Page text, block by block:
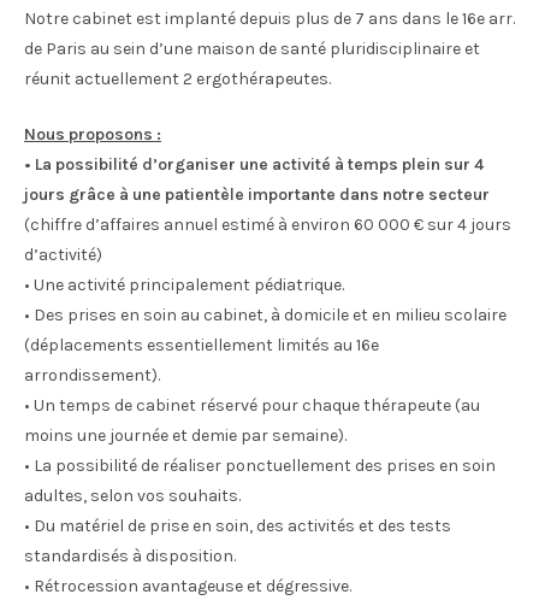
Notre cabinet est implanté depuis plus de 7 ans dans le 16e arr.
de Paris au sein d’une maison de santé pluridisciplinaire et
réunit actuellement 2 ergothérapeutes.
Nous proposons :
• La possibilité d’organiser une activité à temps plein sur 4
jours grâce à une patientèle importante dans notre secteur
(chiffre d’affaires annuel estimé à environ 60 000 € sur 4 jours
d’activité)
• Une activité principalement pédiatrique.
• Des prises en soin au cabinet, à domicile et en milieu scolaire
(déplacements essentiellement limités au 16e
arrondissement).
• Un temps de cabinet réservé pour chaque thérapeute (au
moins une journée et demie par semaine).
• La possibilité de réaliser ponctuellement des prises en soin
adultes, selon vos souhaits.
• Du matériel de prise en soin, des activités et des tests
standardisés à disposition.
• Rétrocession avantageuse et dégressive.